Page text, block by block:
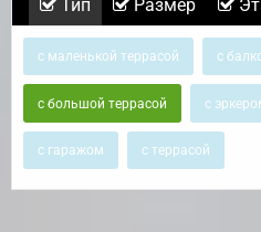
Тип Размер
с маленькой террасой с
с большой террасой с
с гаражом с террасой